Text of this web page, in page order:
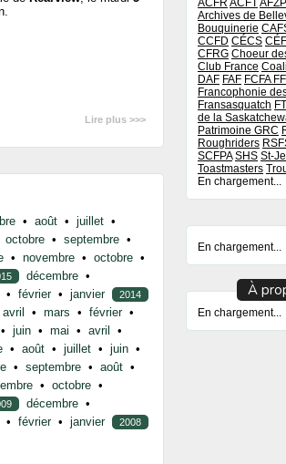
Lire plus >>>
• août • juillet •
octobre • septembre •
• novembre • octobre •
décembre •
• février • janvier 2014
avril • mars • février •
• juin • mai • avril
•
• août • juillet • juin •
• septembre • août •
• octobre •
décembre •
• février • janvier 2008
ACFR ACFTAFZP
Archives de
Bouquinerie
CCFD CÉCS CÉF
CFRG Choeur
Club France
DAF FAF FCFA
Francophonie
Fransasquatch
de la
Patrimoine GRC
Roughriders
SCFPA SHS St-
Toastmasters
En chargement...
En chargement...
À
En chargement...